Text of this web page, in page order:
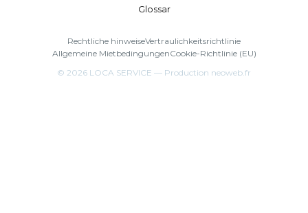
Glossar
Rechtliche hinweiseVertraulichkeitsrichtlinie
Allgemeine MietbedingungenCookie-Richtlinie (EU)
© 2026 LOCA SERVICE — Production neoweb.fr